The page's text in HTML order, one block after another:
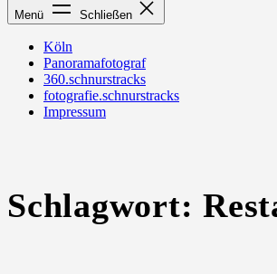
Menü Schließen
Köln
Panoramafotograf
360.schnurstracks
fotografie.schnurstracks
Impressum
Schlagwort: